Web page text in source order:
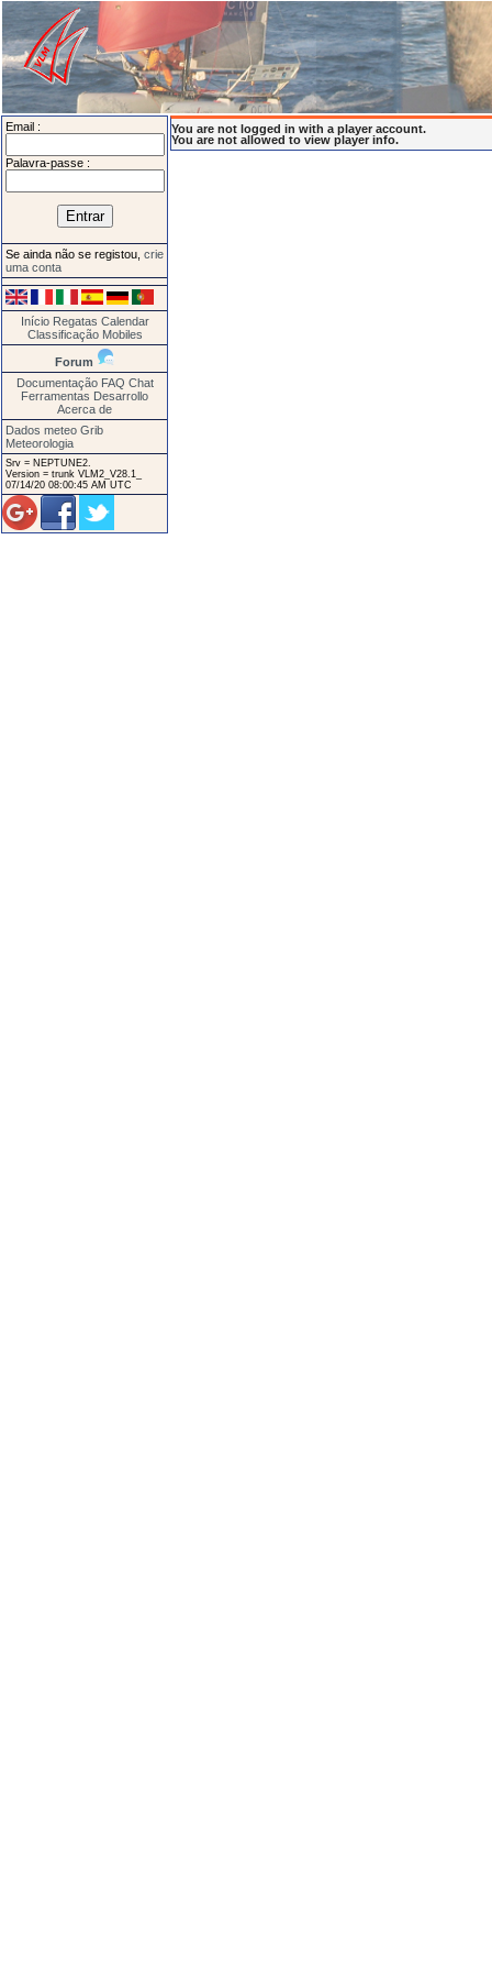
Email :
Palavra-passe :
Se ainda não se registou, crie
uma conta
Início Regatas Calendar
Classificação Mobiles
Forum
Documentação FAQ Chat
Ferramentas Desarrollo
Acerca de
Dados meteo Grib
Meteorologia
Srv = NEPTUNE2.
Version = trunk VLM2_V28.1_
07/14/20 08:00:45 AM UTC
You are not logged in with a player account.
You are not allowed to view player info.